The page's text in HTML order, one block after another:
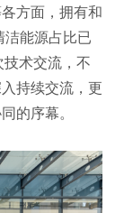
方面，拥有和
能源占比已
术交流，不
持续交流，更
的序幕。